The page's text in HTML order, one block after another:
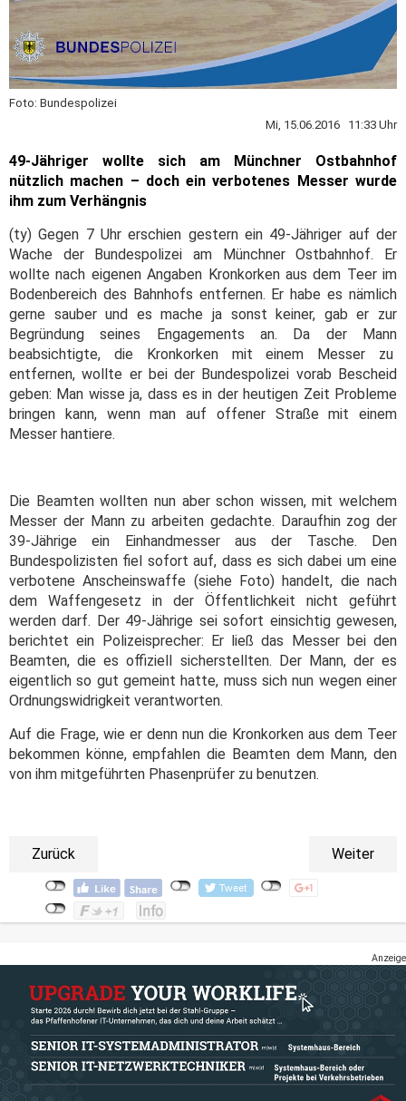
Foto: Bundespolizei
Mi, 15.06.2016 11:33 Uhr
49-Jähriger wollte sich am Münchner Ostbahnhof
nützlich machen – doch ein verbotenes Messer wurde
ihm zum Verhängnis
(ty) Gegen 7 Uhr erschien gestern ein 49-Jähriger auf der
Wache der Bundespolizei am Münchner Ostbahnhof. Er
wollte nach eigenen Angaben Kronkorken aus dem Teer im
Bodenbereich des Bahnhofs entfernen. Er habe es nämlich
gerne sauber und es mache ja sonst keiner, gab er zur
Begründung seines Engagements an. Da der Mann
beabsichtigte, die Kronkorken mit einem Messer zu
entfernen, wollte er bei der Bundespolizei vorab Bescheid
geben: Man wisse ja, dass es in der heutigen Zeit Probleme
bringen kann, wenn man auf offener Straße mit einem
Messer hantiere.
Die Beamten wollten nun aber schon wissen, mit welchem
Messer der Mann zu arbeiten gedachte. Daraufhin zog der
39-Jährige ein Einhandmesser aus der Tasche. Den
Bundespolizisten fiel sofort auf, dass es sich dabei um eine
verbotene Anscheinswaffe (siehe Foto) handelt, die nach
dem Waffengesetz in der Öffentlichkeit nicht geführt
werden darf. Der 49-Jährige sei sofort einsichtig gewesen,
berichtet ein Polizeisprecher: Er ließ das Messer bei den
Beamten, die es offiziell sicherstellten. Der Mann, der es
eigentlich so gut gemeint hatte, muss sich nun wegen einer
Ordnungswidrigkeit verantworten.
Auf die Frage, wie er denn nun die Kronkorken aus dem Teer
bekommen könne, empfahlen die Beamten dem Mann, den
von ihm mitgeführten Phasenprüfer zu benutzen.
Zurück Weiter
Anzeige